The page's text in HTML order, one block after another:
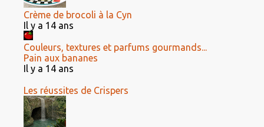
Crème de brocoli à la Cyn
Il y a 14 ans
Couleurs, textures et parfums gourmands...
Pain aux bananes
Il y a 14 ans
Les réussites de Crispers